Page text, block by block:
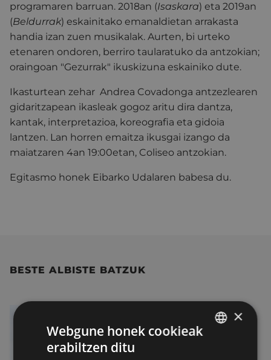
programaren barruan. 2018an (Isaskara) eta 2019an
(Beldurrak) eskainitako emanaldietan arrakasta
handia izan zuen musikalak. Aurten, bi urteko
etenaren ondoren, berriro taularatuko da antzokian;
oraingoan "Gezurrak" ikuskizuna eskainiko dute.
Ikasturtean zehar Andrea Covadonga antzezlearen
gidaritzapean ikasleak gogoz aritu dira dantza,
kantak, interpretazioa, koreografia eta gidoia
lantzen. Lan horren emaitza ikusgai izango da
maiatzaren 4an 19:00etan, Coliseo antzokian.
Egitasmo honek Eibarko Udalaren babesa du.
BESTE ALBISTE BATZUK
×
Webgune honek cookieak
erabiltzen ditu